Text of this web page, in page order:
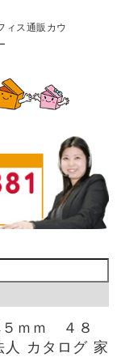
ィス通販カウ
ｍｍ ４８
カタログ 家